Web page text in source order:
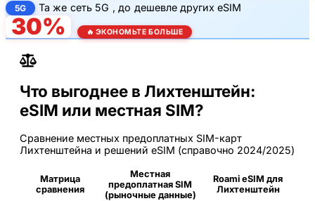
5G Та же сеть 5G , до дешевле других eSIM
30% 🔥 ЭКОНОМЬТЕ БОЛЬШЕ
Что выгоднее в Лихтенштейн:
eSIM или местная SIM?
Сравнение местных предоплатных SIM-карт
Лихтенштейна и решений eSIM (справочно 2024/2025)
Матрица
сравнения
Местная
предоплатная SIM
(рыночные данные)
Roami eSIM для
Лихтенштейн